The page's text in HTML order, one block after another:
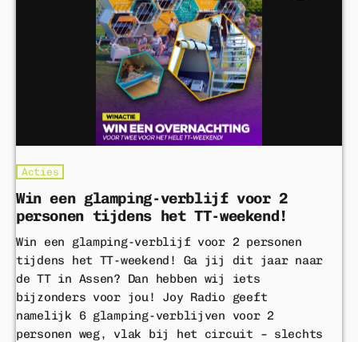
Luisteren
Adverteren
Contact
ACTIE
Acties
Win een glamping-verblijf voor 2
personen tijdens het TT-weekend!
Win een glamping-verblijf voor 2 personen
tijdens het TT-weekend! Ga jij dit jaar naar
de TT in Assen? Dan hebben wij iets
bijzonders voor jou! Joy Radio geeft
namelijk 6 glamping-verblijven voor 2
personen weg, vlak bij het circuit – slechts